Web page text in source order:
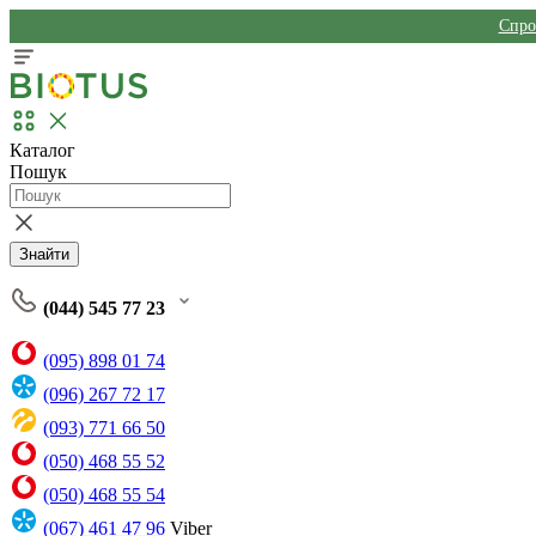
Каталог
Пошук
Знайти
(044) 545 77 23
(095) 898 01 74
(096) 267 72 17
(093) 771 66 50
(050) 468 55 52
(050) 468 55 54
(067) 461 47 96 Viber